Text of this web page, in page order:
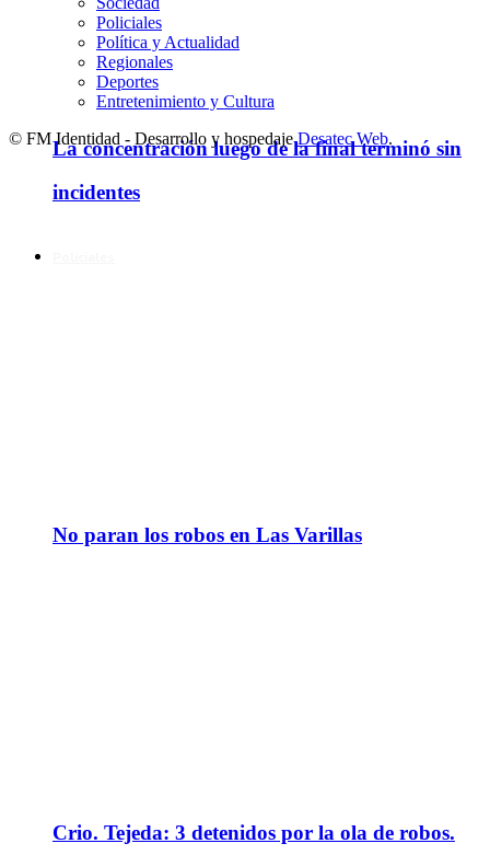
La concentración luego de la final terminó sin
incidentes
No paran los robos en Las Varillas
Crio. Tejeda: 3 detenidos por la ola de robos.
Policiales
Política y Actualidad
Regionales
Deportes
Entretenimiento y Cultura
© FM Identidad - Desarrollo y hospedajeDesatec Web.